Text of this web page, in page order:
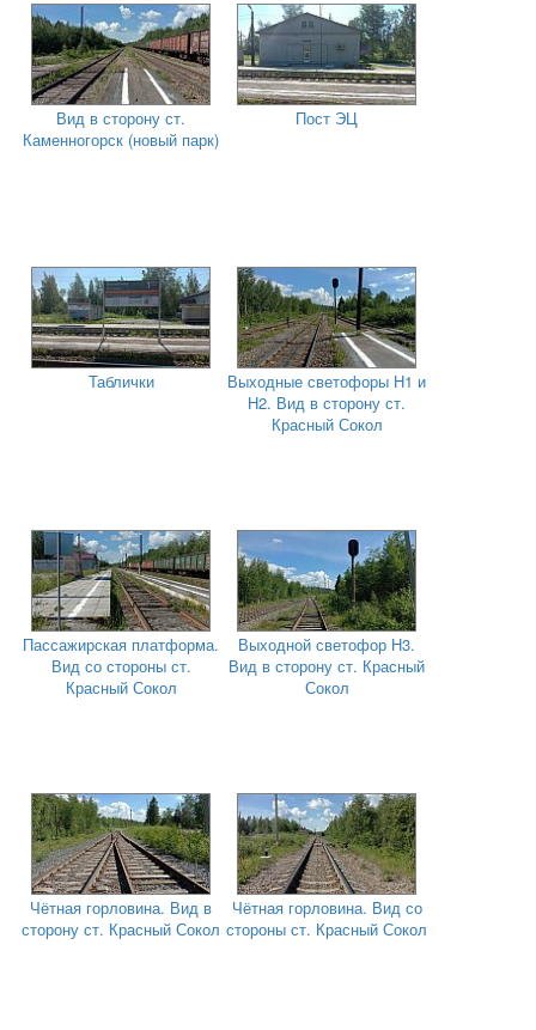
Вид в сторону ст.
Каменногорск (новый парк)
Пост ЭЦ
Таблички
Выходные светофоры Н1 и
Н2. Вид в сторону ст.
Красный Сокол
Пассажирская платформа.
Вид со стороны ст.
Красный Сокол
Выходной светофор Н3.
Вид в сторону ст. Красный
Сокол
Чётная горловина. Вид в
сторону ст. Красный Сокол
Чётная горловина. Вид со
стороны ст. Красный Сокол